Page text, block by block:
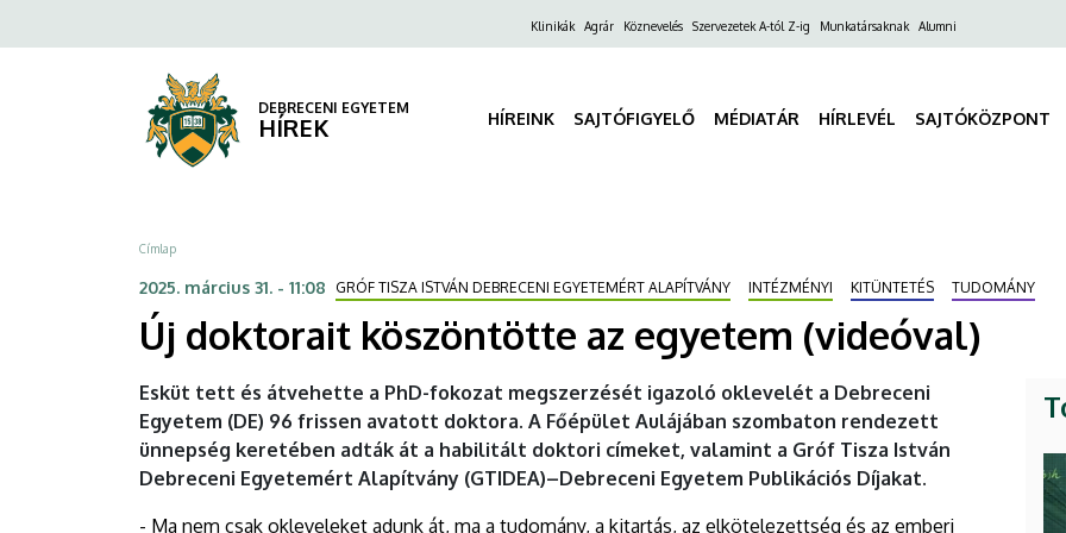
köszöntötte
(videóval)
DEBRECENI
EGYETEM
a
FelsőKlinikák Agrár Köznevelés Szervezetek A-tól Z-ig Munkatársaknak Alumni
DEBRECENI EGYETEM
HÍREK HÍREINK SAJTÓFIGYELŐ MÉDIATÁR HÍRLEVÉL SAJTÓKÖZPONT
Morzsa
Címlap
2025. március 31. - 11:08 GRÓF TISZA ISTVÁN DEBRECENI EGYETEMÉRT ALAPÍTVÁNY INTÉZMÉNYI KITÜNTETÉS TUDOMÁNY
Új doktorait köszöntötte az egyetem (videóval)
Esküt tett és átvehette a PhD-fokozat megszerzését igazoló oklevelét a Debreceni
Egyetem (DE) 96 frissen avatott doktora. A Főépület Aulájában szombaton rendezett
ünnepség keretében adták át a habilitált doktori címeket, valamint a Gróf Tisza István
Debreceni Egyetemért Alapítvány (GTIDEA)–Debreceni Egyetem Publikációs Díjakat.
- Ma nem csak okleveleket adunk át, ma a tudomány, a kitartás, az elkötelezettség és az emberi